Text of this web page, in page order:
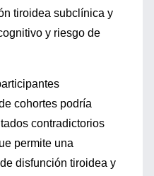
tiroidea subclínica y
y riesgo de
cohortes podría
contradictorios
permite una
disfunción tiroidea y